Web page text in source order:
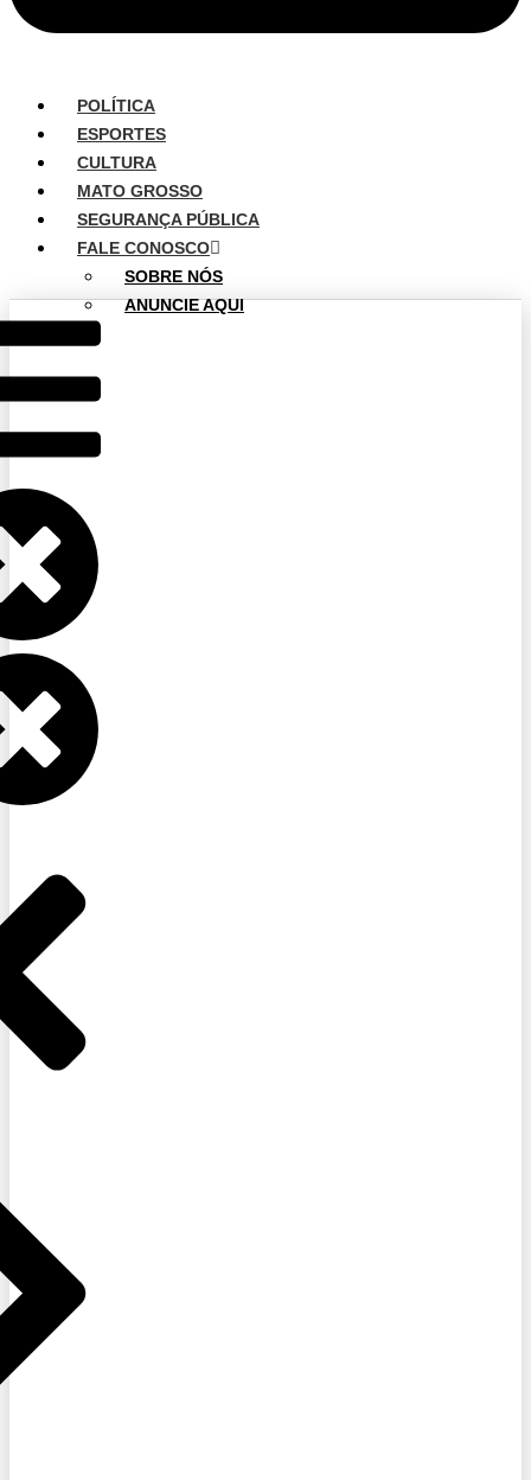
POLÍTICA
ESPORTES
CULTURA
MATO GROSSO
SEGURANÇA PÚBLICA
FALE CONOSCO
SOBRE NÓS
ANUNCIE AQUI